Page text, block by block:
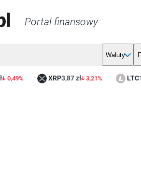
Portal finansowy
Waluty
XRP3,87 zł 3,21% LTC